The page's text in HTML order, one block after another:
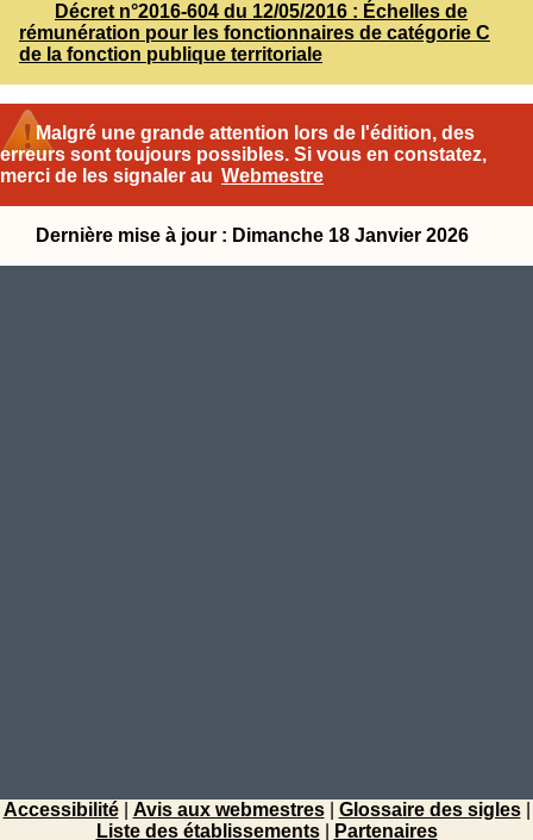
Décret n°2016-604 du 12/05/2016 : Échelles de
rémunération pour les fonctionnaires de catégorie C
de la fonction publique territoriale
Malgré une grande attention lors de l'édition, des
erreurs sont toujours possibles. Si vous en constatez,
merci de les signaler au Webmestre
Dernière mise à jour : Dimanche 18 Janvier 2026
Accessibilité| Avis aux webmestres| Glossaire des sigles|
Liste des établissements| Partenaires